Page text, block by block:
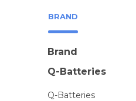
BRAND
Brand
Q-Batteries
Q-Batteries